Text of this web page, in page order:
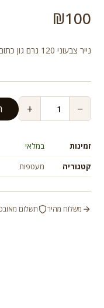
₪100
נייר צבעוני 120 גרם גון כתום עז מידה16 על 23 16תוצרת הולנד
−
+
זמינות
במלאי
קטגוריה
מעטפות
משלוח מהיר תשלום